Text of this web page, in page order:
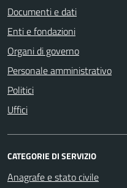
Documenti e dati
Enti e fondazioni
Organi di governo
Personale amministrativo
Politici
Uffici
CATEGORIE DI SERVIZIO
Anagrafe e stato civile